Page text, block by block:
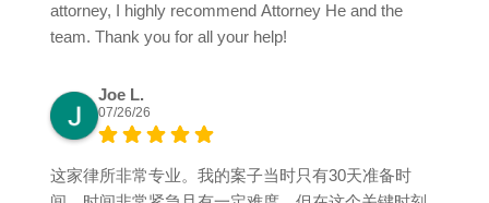
attorney, I highly recommend Attorney He and the
team. Thank you for all your help!
Joe L.
07/26/26
这家律所非常专业。我的案子当时只有30天准备时